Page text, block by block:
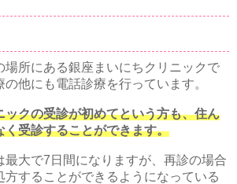
場所にある銀座まいにちクリニックで
他にも電話診療を行っています。
ックの受診が初めてという方も、住ん
く受診することができます。
最大で7日間になりますが、再診の場合
方することができるようになっている